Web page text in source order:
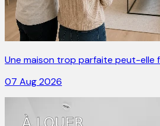
Une maison trop parfaite peut-elle
07 Aug 2026